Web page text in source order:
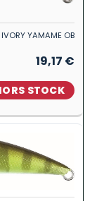
IVORY YAMAME OB
19,17 €
STOCK